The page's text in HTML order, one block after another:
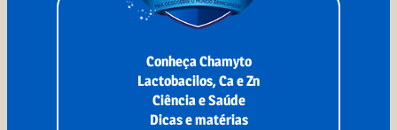
Conheça Chamyto
Lactobacilos, Ca e Zn
Ciência e Saúde
Dicas e matérias